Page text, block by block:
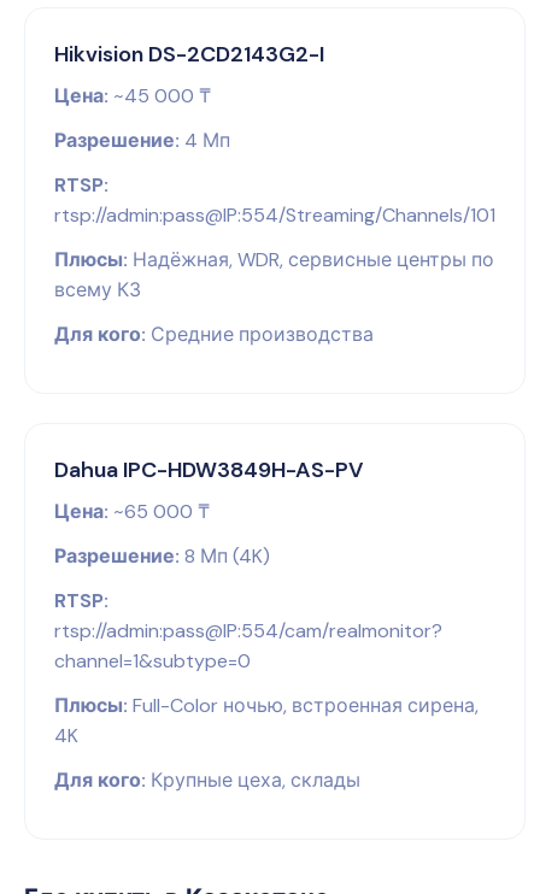
Hikvision DS-2CD2143G2-I
Цена: ~45 000 ₸
Разрешение: 4 Мп
RTSP:
rtsp://admin:pass@IP:554/Streaming/Channels/101
Плюсы: Надёжная, WDR, сервисные центры по
всему КЗ
Для кого: Средние производства
Dahua IPC-HDW3849H-AS-PV
Цена: ~65 000 ₸
Разрешение: 8 Мп (4K)
RTSP:
rtsp://admin:pass@IP:554/cam/realmonitor?
channel=1&subtype=0
Плюсы: Full-Color ночью, встроенная сирена,
4K
Для кого: Крупные цеха, склады